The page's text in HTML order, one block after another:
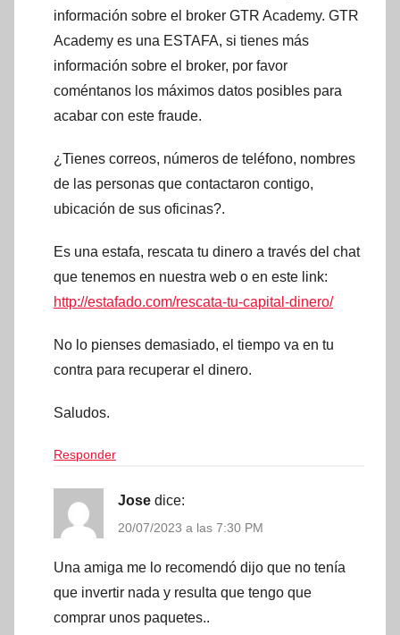
información sobre el broker GTR Academy. GTR
Academy es una ESTAFA, si tienes más
información sobre el broker, por favor
coméntanos los máximos datos posibles para
acabar con este fraude.
¿Tienes correos, números de teléfono, nombres
de las personas que contactaron contigo,
ubicación de sus oficinas?.
Es una estafa, rescata tu dinero a través del chat
que tenemos en nuestra web o en este link:
http://estafado.com/rescata-tu-capital-dinero/
No lo pienses demasiado, el tiempo va en tu
contra para recuperar el dinero.
Saludos.
Responder
Jose dice:
20/07/2023 a las 7:30 PM
Una amiga me lo recomendó dijo que no tenía
que invertir nada y resulta que tengo que
comprar unos paquetes..